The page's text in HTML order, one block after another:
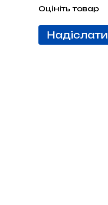
Оцініть товар
Надіслати